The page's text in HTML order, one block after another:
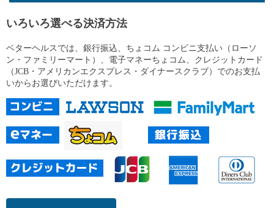
いろいろ選べる決済方法
ベターヘルスでは、銀行振込、ちょコム コンビニ支払い（ローソ
ン・ファミリーマート）、電子マネーちょコム、クレジットカード
（JCB・アメリカンエクスプレス・ダイナースクラブ）でのお支払
いからお選びいただけます。